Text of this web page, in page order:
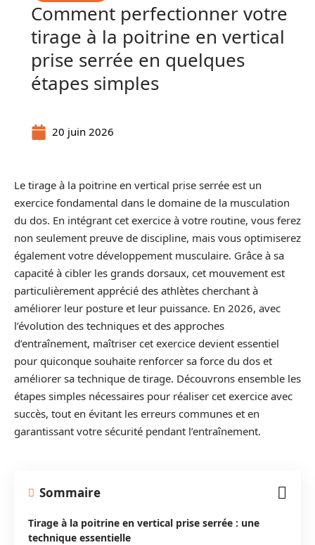
Comment perfectionner votre
tirage à la poitrine en vertical
prise serrée en quelques
étapes simples
20 juin 2026
Le tirage à la poitrine en vertical prise serrée est un
exercice fondamental dans le domaine de la musculation
du dos. En intégrant cet exercice à votre routine, vous ferez
non seulement preuve de discipline, mais vous optimiserez
également votre développement musculaire. Grâce à sa
capacité à cibler les grands dorsaux, cet mouvement est
particulièrement apprécié des athlètes cherchant à
améliorer leur posture et leur puissance. En 2026, avec
l’évolution des techniques et des approches
d’entraînement, maîtriser cet exercice devient essentiel
pour quiconque souhaite renforcer sa force du dos et
améliorer sa technique de tirage. Découvrons ensemble les
étapes simples nécessaires pour réaliser cet exercice avec
succès, tout en évitant les erreurs communes et en
garantissant votre sécurité pendant l’entraînement.
Sommaire
Tirage à la poitrine en vertical prise serrée : une
technique essentielle